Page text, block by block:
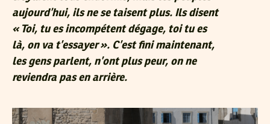
aujourd’hui, ils ne se taisent plus. Ils disent
« Toi, tu es incompétent dégage, toi tu es
là, on va t’essayer ». C’est fini maintenant,
les gens parlent, n’ont plus peur, on ne
reviendra pas en arrière.